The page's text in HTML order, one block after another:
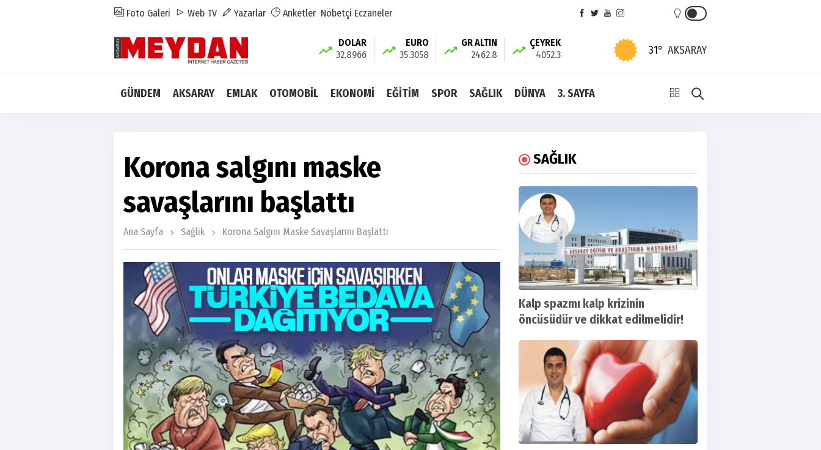
Foto Galeri Web TV Yazarlar Anketler Nöbetçi Eczaneler
DOLAR
32.8966
EURO
35.3058
GR ALTIN
2462.8
ÇEYREK
4052.3
31° AKSARAY
GÜNDEM AKSARAY EMLAK OTOMOBİL EKONOMİ EĞİTİM SPOR SAĞLIK DÜNYA 3. SAYFA
Korona salgını maske
savaşlarını başlattı
Ana Sayfa Sağlik Korona Salgını Maske Savaşlarını Başlattı
SAĞLIK
Kalp spazmı kalp krizinin
öncüsüdür ve dikkat edilmelidir!